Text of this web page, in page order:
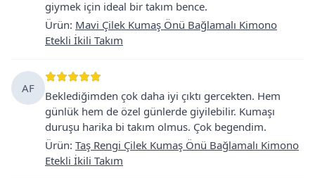
giymek için ideal bir takım bence.
Ürün: Mavi Çilek Kumaş Önü Bağlamalı Kimono
Etekli İkili Takım
AF
Beklediğimden çok daha iyi çıktı gercekten. Hem
günlük hem de özel günlerde giyilebilir. Kumaşı
duruşu harika bi takım olmus. Çok begendim.
Ürün: Taş Rengi Çilek Kumaş Önü Bağlamalı Kimono
Etekli İkili Takım